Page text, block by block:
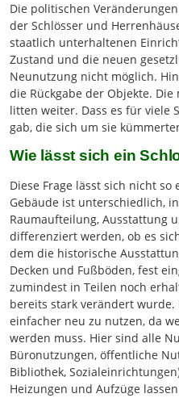
Die politischen
der Schlösser und
staatlich unterhaltenen
Zustand und die neuen
Neunutzung nicht möglich.
die Rückgabe der Objekte.
litten weiter. Dass es für viele
gab, die sich um sie
Wie lässt sich ein
Diese Frage lässt sich nicht so
Gebäude ist unterschiedlich,
Raumaufteilung, Ausstattung
differenziert werden, ob es
dem die historische
Decken und Fußböden, fest
zumindest in Teilen noch
bereits stark verändert wurde.
einfacher neu zu nutzen, da
werden muss. Hier sind alle
Büronutzungen, öffentliche
Bibliothek,
Heizungen und Aufzüge